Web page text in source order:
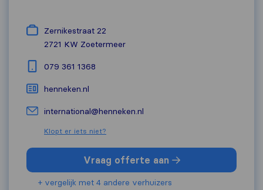
Zernikestraat 22
2721 KW Zoetermeer
079 361 1368
henneken.nl
international@henneken.nl
Klopt er iets niet?
Vraag offerte aan
+ vergelijk met 4 andere verhuizers